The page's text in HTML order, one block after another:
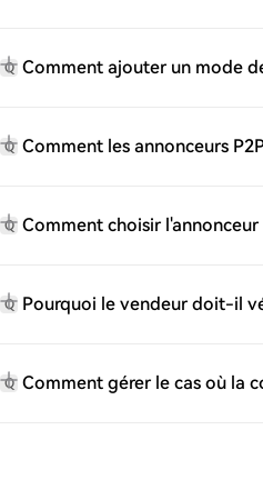
Q Comment ajouter un mode
Q Comment les annonceurs
Q Comment choisir
Q Pourquoi le vendeur doit-il
Q Comment gérer le cas où la